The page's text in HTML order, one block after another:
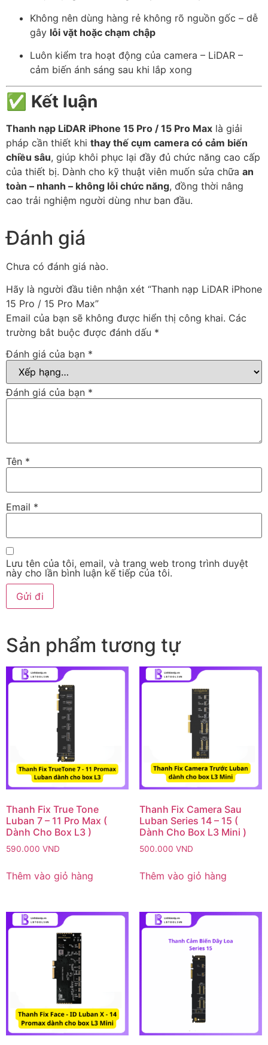
Không nên dùng hàng rẻ không rõ nguồn gốc – dễ
gây lỗi vặt hoặc chạm chập
Luôn kiểm tra hoạt động của camera – LiDAR –
cảm biến ánh sáng sau khi lắp xong
✅ Kết luận
Thanh nạp LiDAR iPhone 15 Pro / 15 Pro Max là giải
pháp cần thiết khi thay thế cụm camera có cảm biến
chiều sâu, giúp khôi phục lại đầy đủ chức năng cao cấp
của thiết bị. Dành cho kỹ thuật viên muốn sửa chữa an
toàn – nhanh – không lỗi chức năng, đồng thời nâng
cao trải nghiệm người dùng như ban đầu.
Đánh giá
Chưa có đánh giá nào.
Hãy là người đầu tiên nhận xét “Thanh nạp LiDAR iPhone
15 Pro / 15 Pro Max”
Email của bạn sẽ không được hiển thị công khai. Các
trường bắt buộc được đánh dấu *
Đánh giá của bạn *
Đánh giá của bạn *
Tên *
Email *
Lưu tên của tôi, email, và trang web trong trình duyệt
này cho lần bình luận kế tiếp của tôi.
Sản phẩm tương tự
Thanh Fix True Tone
Luban 7 – 11 Pro Max (
Dành Cho Box L3 )
590.000 VND
Thêm vào giỏ hàng
Thanh Fix Camera Sau
Luban Series 14 – 15 (
Dành Cho Box L3 Mini )
500.000 VND
Thêm vào giỏ hàng